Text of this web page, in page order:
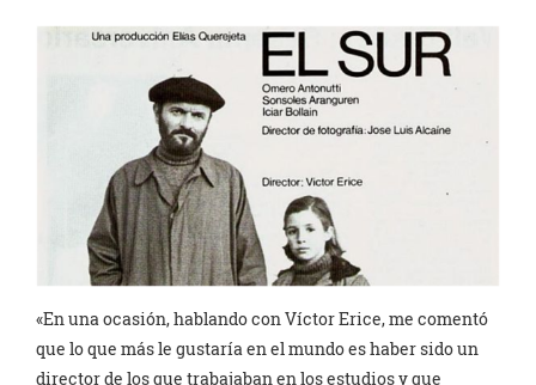
«En una ocasión, hablando con Víctor Erice, me comentó
que lo que más le gustaría en el mundo es haber sido un
director de los que trabajaban en los estudios y que